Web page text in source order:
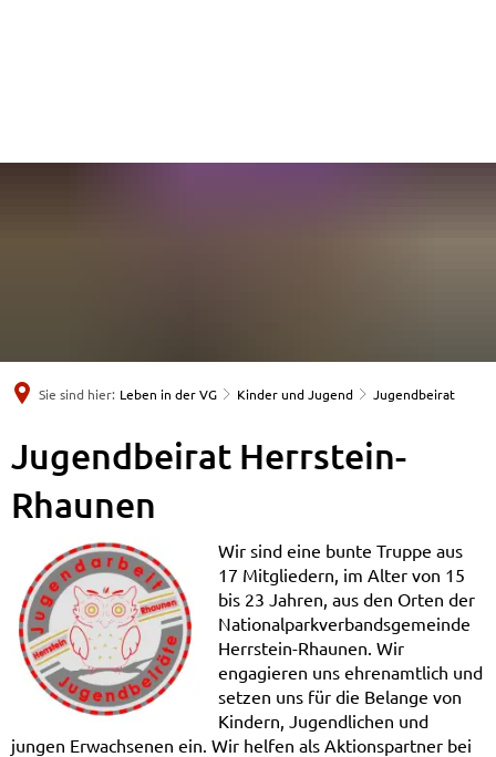
Sie sind hier: Leben in der VG Kinder und Jugend Jugendbeirat
Jugendbeirat
Jugendbeirat Herrstein-
Rhaunen
Wir sind eine bunte Truppe aus
17 Mitgliedern, im Alter von 15
bis 23 Jahren, aus den Orten der
Nationalparkverbandsgemeinde
Herrstein-Rhaunen. Wir
engagieren uns ehrenamtlich und
setzen uns für die Belange von
Kindern, Jugendlichen und
jungen Erwachsenen ein. Wir helfen als Aktionspartner bei